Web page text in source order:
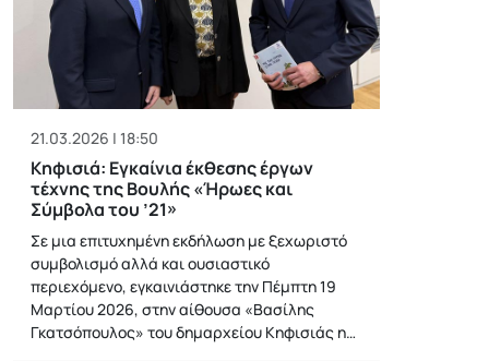
21.03.2026 | 18:50
Κηφισιά: Εγκαίνια έκθεσης έργων
τέχνης της Βουλής «Ήρωες και
Σύμβολα του ’21»
Σε μια επιτυχημένη εκδήλωση με ξεχωριστό
συμβολισμό αλλά και ουσιαστικό
περιεχόμενο, εγκαινιάστηκε την Πέμπτη 19
Μαρτίου 2026, στην αίθουσα «Βασίλης
Γκατσόπουλος» του δημαρχείου Κηφισιάς η…